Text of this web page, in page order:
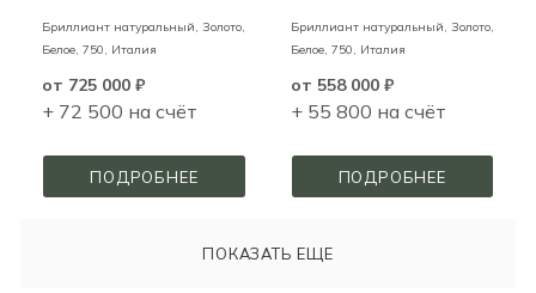
Бриллиант натуральный, Золото,
Белое, 750, Италия
от 725 000 ₽
+ 72 500 на счёт
ПОДРОБНЕЕ
Бриллиант натуральный, Золото,
Белое, 750, Италия
от 558 000 ₽
+ 55 800 на счёт
ПОДРОБНЕЕ
ПОКАЗАТЬ ЕЩЕ